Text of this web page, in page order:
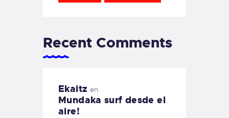
Recent Comments
Ekaitz en
Mundaka surf desde el
aire!